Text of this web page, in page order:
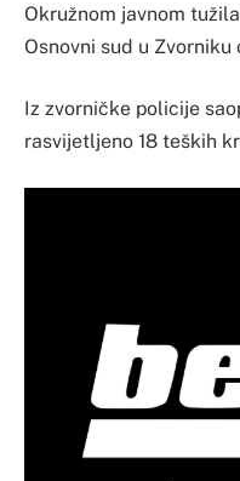
Okružnom javnom
Osnovni sud u Zvorniku
Iz zvorničke policije
rasvijetljeno 18 teških